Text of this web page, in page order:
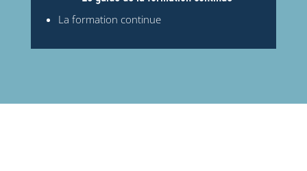
La formation continue